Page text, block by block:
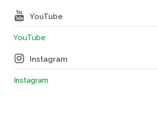
YouTube
YouTube
Instagram
Instagram